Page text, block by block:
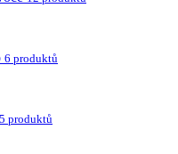
6 produktů
5 produktů